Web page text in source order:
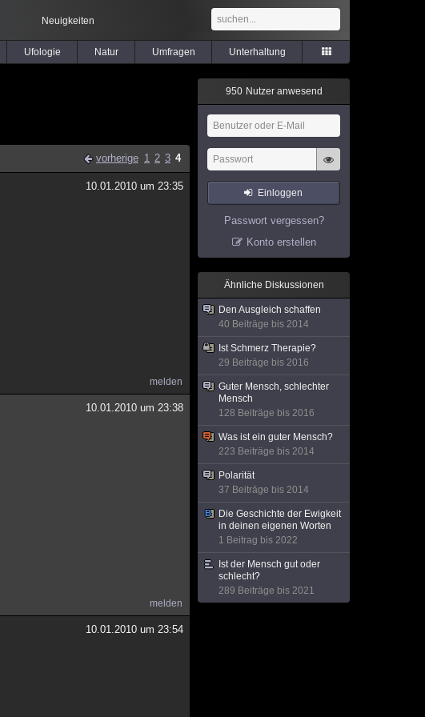
Neuigkeiten
Ufologie Natur Umfragen Unterhaltung
vorherige 1 2 3 4
10.01.2010 um 23:35
melden
10.01.2010 um 23:38
melden
10.01.2010 um 23:54
950 Nutzer anwesend
Einloggen
Passwort vergessen?
Konto erstellen
Ähnliche Diskussionen
Den Ausgleich schaffen
40 Beiträge bis 2014
Ist Schmerz Therapie?
29 Beiträge bis 2016
Guter Mensch, schlechter
Mensch
128 Beiträge bis 2016
Was ist ein guter Mensch?
223 Beiträge bis 2014
Polarität
37 Beiträge bis 2014
Die Geschichte der Ewigkeit
in deinen eigenen Worten
1 Beitrag bis 2022
Ist der Mensch gut oder
schlecht?
289 Beiträge bis 2021